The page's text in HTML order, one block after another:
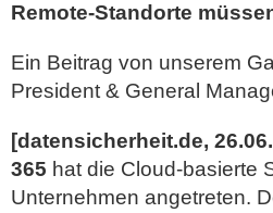
Remote-Standorte
Ein Beitrag von unserem
President & General
[datensicherheit.de,
365 hat die Cloud-basierte
Unternehmen angetreten.